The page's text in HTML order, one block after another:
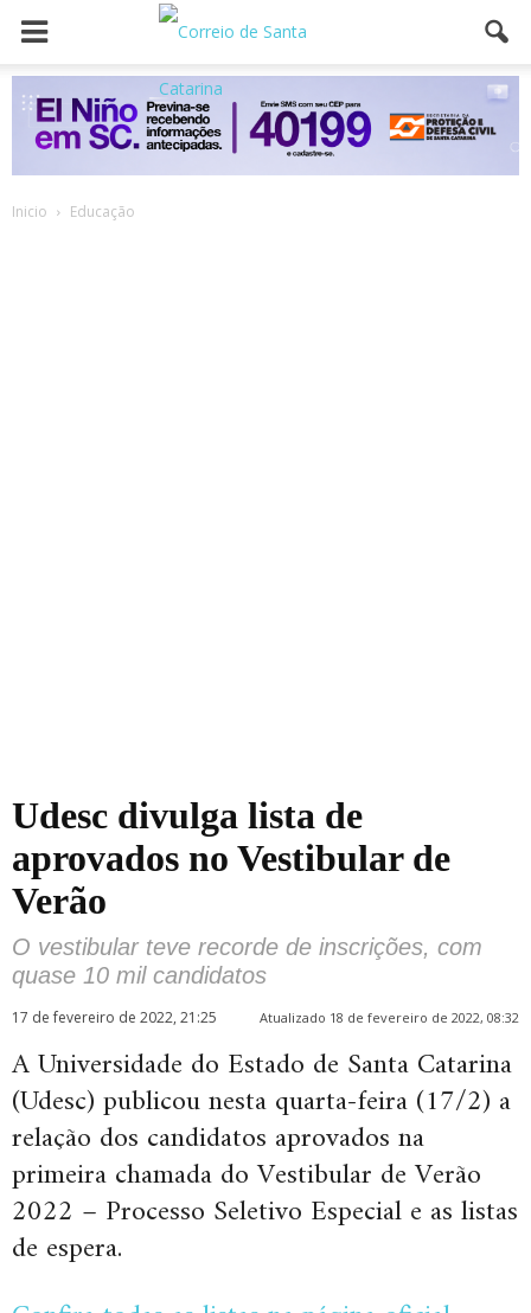
Inicio Educação
Udesc divulga lista de
aprovados no Vestibular de
Verão
O vestibular teve recorde de inscrições, com
quase 10 mil candidatos
17 de fevereiro de 2022, 21:25 Atualizado 18 de fevereiro de 2022, 08:32
A Universidade do Estado de Santa Catarina
(Udesc) publicou nesta quarta-feira (17/2) a
relação dos candidatos aprovados na
primeira chamada do Vestibular de Verão
2022 – Processo Seletivo Especial e as listas
de espera.